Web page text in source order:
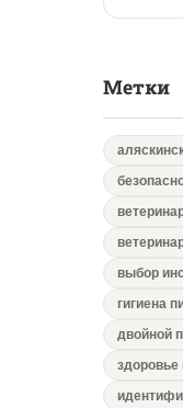
Метки
выбор
гигиена
двойной
здоровье